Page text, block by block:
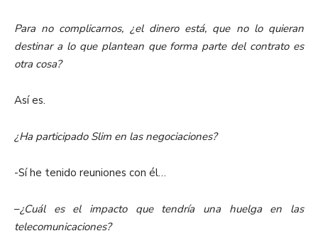
Para no complicarnos, ¿el dinero está, que no lo quieran
destinar a lo que plantean que forma parte del contrato es
otra cosa?
Así es.
¿Ha participado Slim en las negociaciones?
-Sí he tenido reuniones con él…
–¿Cuál es el impacto que tendría una huelga en las
telecomunicaciones?